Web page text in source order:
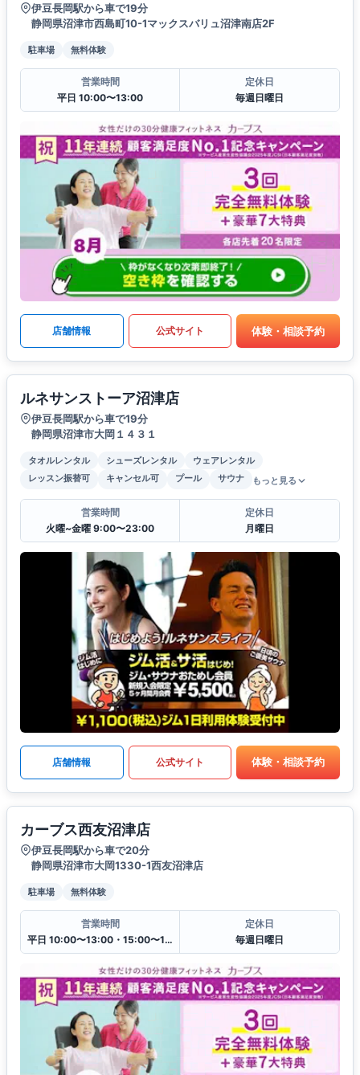
伊豆長岡駅から車で19分
静岡県沼津市西島町10-1マックスバリュ沼津南店2F
駐車場 無料体験
営業時間
平日 10:00〜13:00
定休日
毎週日曜日
店舗情報 公式サイト 体験・相談予約
ルネサンストーア沼津店
伊豆長岡駅から車で19分
静岡県沼津市大岡１４３１
タオルレンタル シューズレンタル
ウェアレンタル
レッスン振替可
キャンセル可 プール サウナ もっと見る
営業時間
火曜~金曜 9:00〜23:00
定休日
月曜日
店舗情報 公式サイト 体験・相談予約
カーブス西友沼津店
伊豆長岡駅から車で20分
静岡県沼津市大岡1330-1西友沼津店
駐車場 無料体験
営業時間
平日 10:00〜13:00・15:00〜19:00
定休日
毎週日曜日